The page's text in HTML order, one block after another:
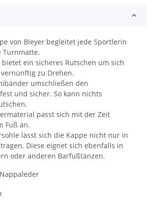
von Bleyer begleitet jede Sportlerin
Turnmatte.
bietet ein sicheres Rutschen um sich
zu Drehen.
umschließen den
und sicher. So kann nichts
passt sich mit der Zeit
Fuß an.
lässt sich die Kappe nicht nur in
Diese eignet sich ebenfalls in
oder anderen Barfußtänzen.
Nappaleder